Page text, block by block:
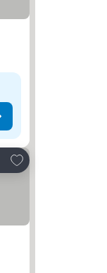
Agregar a favoritos